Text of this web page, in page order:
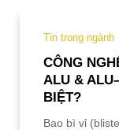
Tin trong ngành
CÔNG
ALU &
BIỆT?
Bao bì vỉ